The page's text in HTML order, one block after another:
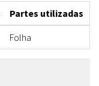
Partes utilizadas
Folha